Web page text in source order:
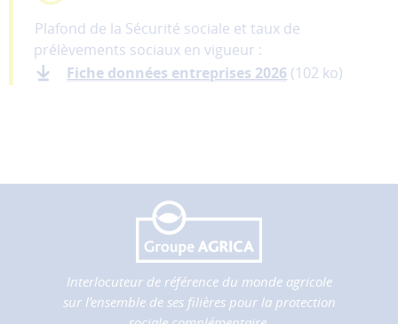
Plafond de la Sécurité sociale et taux de
prélèvements sociaux en vigueur :
Fiche données entreprises 2026 (102 ko)
Interlocuteur de référence du monde agricole
sur l’ensemble de ses filières pour la protection